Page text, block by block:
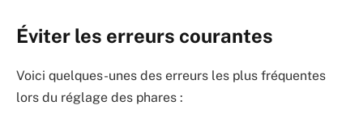
Éviter les erreurs courantes
Voici quelques-unes des erreurs les plus fréquentes
lors du réglage des phares :